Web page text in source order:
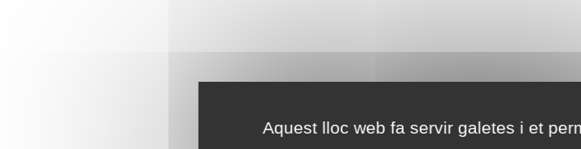
Aquest lloc web fa servir galetes i et